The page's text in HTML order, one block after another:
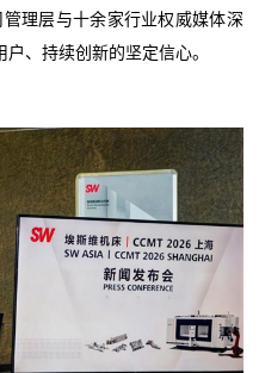
理层与十余家行业权威媒体深
、持续创新的坚定信心。